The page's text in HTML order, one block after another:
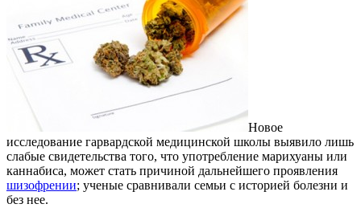
Новое
исследование гарвардской медицинской школы выявило лишь
слабые свидетельства того, что употребление марихуаны или
каннабиса, может стать причиной дальнейшего проявления
шизофрении; ученые сравнивали семьи с историей болезни и
без нее.